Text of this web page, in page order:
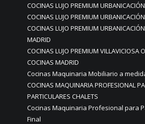
COCINAS LUJO PREMIUM
COCINAS LUJO PREMIUM
COCINAS LUJO PREMIUM
MADRID
COCINAS LUJO PREMIUM VILLAVICIOSA
COCINAS MADRID
Cocinas Maquinaria Mobiliario a
COCINAS MAQUINARIA PROFESIONAL
PARTICULARES CHALETS
Cocinas Maquinaria Profesional para
Final